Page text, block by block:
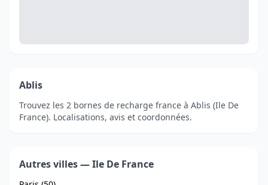
Ablis
Trouvez les 2 bornes de recharge france à Ablis (Ile De
France). Localisations, avis et coordonnées.
Autres villes — Ile De France